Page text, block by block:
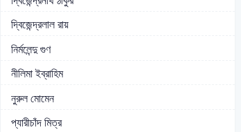
দ্বিজেন্দ্রলাল রায়
নির্মলেন্দু গুণ
নীলিমা ইব্রাহিম
নুরুল মোমেন
প্যারীচাঁদ মিত্র